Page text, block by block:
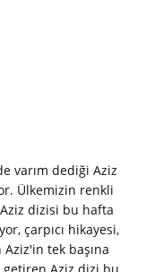
varım dediği Aziz
Ülkemizin renkli
dizisi bu hafta
çarpıcı hikayesi,
tek başına